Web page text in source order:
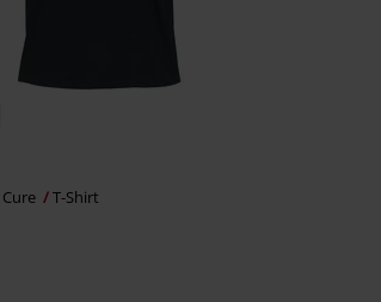
T-Shirt